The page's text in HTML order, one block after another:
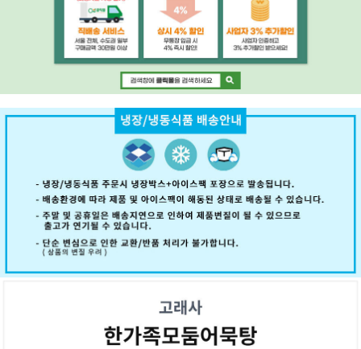
페이코 ID로 페